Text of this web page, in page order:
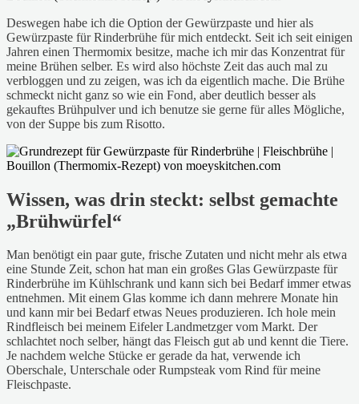
Deswegen habe ich die Option der Gewürzpaste und hier als
Gewürzpaste für Rinderbrühe für mich entdeckt. Seit ich seit einigen
Jahren einen Thermomix besitze, mache ich mir das Konzentrat für
meine Brühen selber. Es wird also höchste Zeit das auch mal zu
verbloggen und zu zeigen, was ich da eigentlich mache. Die Brühe
schmeckt nicht ganz so wie ein Fond, aber deutlich besser als
gekauftes Brühpulver und ich benutze sie gerne für alles Mögliche,
von der Suppe bis zum Risotto.
Wissen, was drin steckt: selbst gemachte
„Brühwürfel“
Man benötigt ein paar gute, frische Zutaten und nicht mehr als etwa
eine Stunde Zeit, schon hat man ein großes Glas Gewürzpaste für
Rinderbrühe im Kühlschrank und kann sich bei Bedarf immer etwas
entnehmen. Mit einem Glas komme ich dann mehrere Monate hin
und kann mir bei Bedarf etwas Neues produzieren. Ich hole mein
Rindfleisch bei meinem Eifeler Landmetzger vom Markt. Der
schlachtet noch selber, hängt das Fleisch gut ab und kennt die Tiere.
Je nachdem welche Stücke er gerade da hat, verwende ich
Oberschale, Unterschale oder Rumpsteak vom Rind für meine
Fleischpaste.